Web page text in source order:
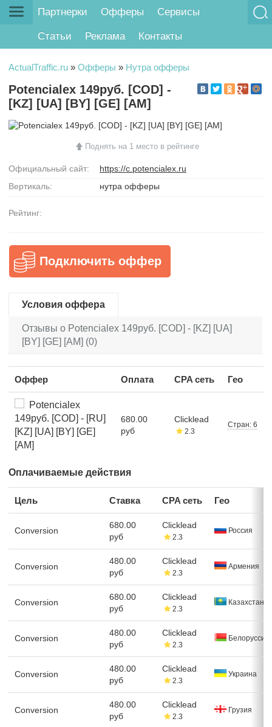
Партнерки Офферы Сервисы
Статьи Реклама Контакты
ActualTraffic.ru » Офферы » Нутра офферы
Potencialex 149руб. [COD] -
[KZ] [UA] [BY] [GE] [AM]
Поднять на 1 место в рейтинге
Официальный сайт:
https://c.potencialex.ru
Вертикаль:
нутра офферы
Рейтинг:
Подключить оффер
Условия оффера
Отзывы о Potencialex 149руб. [COD] - [KZ] [UA]
[BY] [GE] [AM] (0)
Оффер Оплата CPA сеть Гео
Potencialex
149руб. [COD] - [RU]
[KZ] [UA] [BY] [GE]
[AM]
680.00
руб
Clicklead
2.3
Стран: 6
Оплачиваемые действия
Цель Ставка CPA сеть Гео
Conversion
680.00
руб
Clicklead
2.3
Россия
Conversion
480.00
руб
Clicklead
2.3
Армения
Conversion
680.00
руб
Clicklead
2.3
Казахстан
Conversion
480.00
руб
Clicklead
2.3
Белоруссия
Conversion
480.00
руб
Clicklead
2.3
Украина
Conversion
480.00
руб
Clicklead
2.3
Грузия